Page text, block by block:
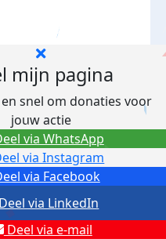
mijn pagina
snel om donaties voor
jouw actie
via Facebook
via Instagram
Deel via e-mail
Deel via LinkedIn
via WhatsApp